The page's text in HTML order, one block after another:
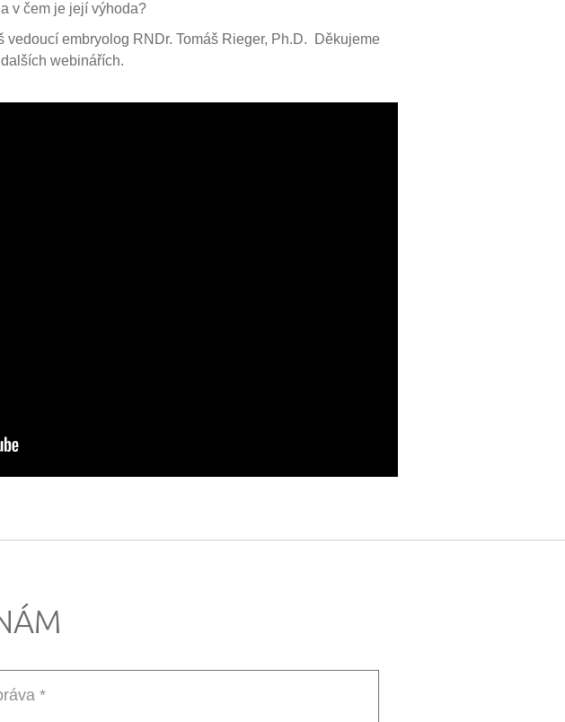
v čem je její výhoda?
vedoucí embryolog RNDr. Tomáš Rieger, Ph.D. Děkujeme
webinářích.